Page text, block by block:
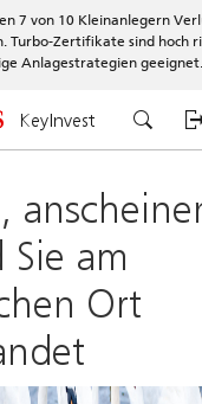
7 von 10 Kleinanlegern
Turbo-Zertifikate sind hoch
Anlagestrategien geeignet.
KeyInvest
Sie am
Ort